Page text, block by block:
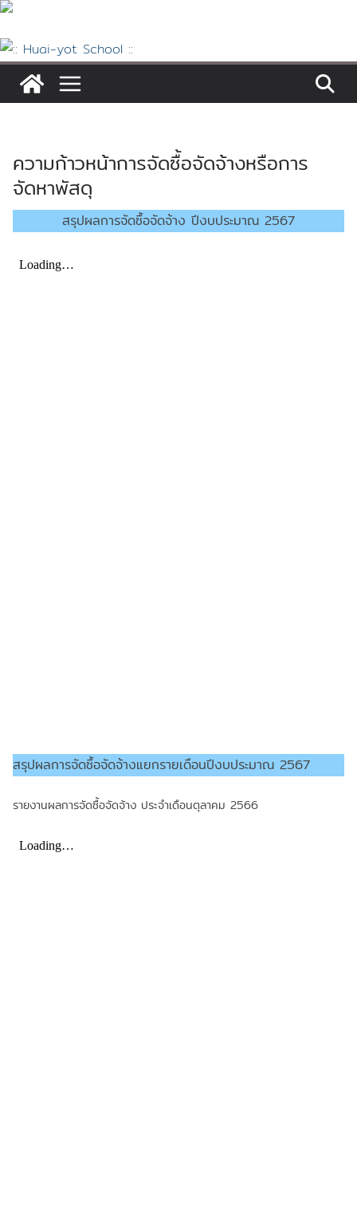
Skip
content
ความก้าวหน้าการจัดซื้อจัดจ้างหรือการ
จัดหาพัสดุ
สรุปผลการจัดซื้อจัดจ้าง ปีงบประมาณ 2567
สรุปผลการจัดซื้อจัดจ้างแยกรายเดือนปีงบประมาณ 2567
รายงานผลการจัดซื้อจัดจ้าง ประจำเดือนตุลาคม 2566